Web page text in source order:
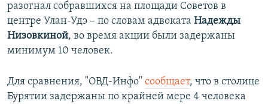
360p
разогнал собравшихся на площади Советов в
центре Улан-Удэ – по словам адвоката Надежды
Низовкиной, во время акции были задержаны
минимум 10 человек.
Для сравнения, "ОВД-Инфо" сообщает, что в столице
Бурятии задержаны по крайней мере 4 человека